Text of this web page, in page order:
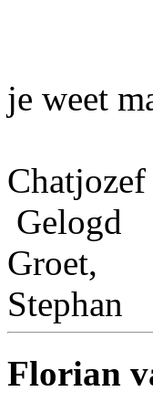
je weet
Chatjozef
Gelogd
Groet,
Stephan
Florian